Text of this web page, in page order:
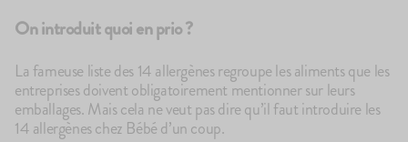
On introduit quoi en prio ?
La fameuse liste des 14 allergènes regroupe les aliments que les
entreprises doivent obligatoirement mentionner sur leurs
emballages. Mais cela ne veut pas dire qu’il faut introduire les
14 allergènes chez Bébé d’un coup.